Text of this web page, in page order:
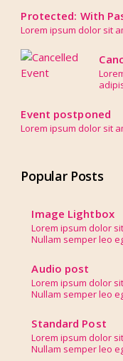
Protected: With
Lorem ipsum dolor sit
Event postponed
Lorem ipsum dolor sit
Popular Posts
Image Lightbox
Lorem ipsum dolor
Nullam semper leo
Audio post
Lorem ipsum dolor
Nullam semper leo
Standard Post
Lorem ipsum dolor
Nullam semper leo